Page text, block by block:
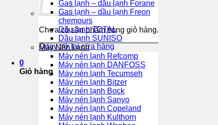
Chưa có sản phẩm trong giỏ hàng.
Quay trở lại cửa hàng
0
Giỏ hàng
Gas lạnh – dầu lạnh Forane
Gas lạnh – dầu lạnh Freon
chemours
Dầu lạnh TOTAL
Dầu lạnh SUNISO
Máy Nén Lạnh
Máy nén lạnh Refcomp
Máy nén lạnh DANFOSS
Máy nén lạnh Tecumseh
Máy nén lạnh Bitzer
Máy nén lạnh Bock
Máy nén lạnh Sanyo
Máy nén lạnh Copeland
Máy nén lạnh Kulthorn